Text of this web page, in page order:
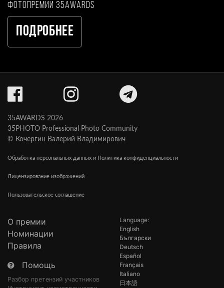
фотопремии 35AWARDS
Подробнее
35AWARDS 2026
35PHOTO Professional Photo Community
© Кочергин Валерий Владимирович
Обработка персональных данных и Политика конфиденциальности
Лицензирование изображений
Пользовательское соглашение
О премии
Номинации
Правила
Помощь
Разбор претензий участников
Language:
English
Български
Deutsch
Español
Français
Italiano
日本語